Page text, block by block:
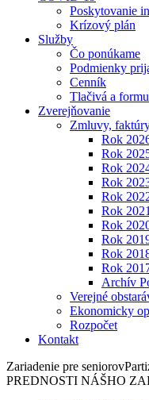
Poskytovanie
Krízový plán
Služby
Čo ponúkame
Podmienky
Cenník
Tlačivá a
Zverejňovanie
Zmluvy,
Rok
Rok
Rok
Rok
Rok
Rok 2021
Rok
Rok
Rok
Rok
Archív
Verejné
Ekonomicky
Rozpočet
Kontakt
Zariadenie pre seniorov
PREDNOSTI NÁŠHO